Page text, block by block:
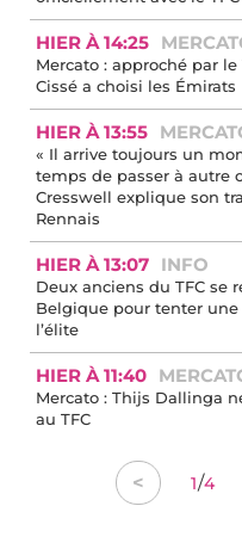
HIER À 14:25
Mercato : approché par le
Cissé a choisi les Émirats
HIER À 13:55
« Il arrive toujours un
temps de passer à autre
Cresswell explique son
Rennais
HIER À 13:07 INFO
Deux anciens du TFC se
Belgique pour tenter
l’élite
HIER À 11:40
Mercato : Thijs Dallinga
au TFC
< 1/4